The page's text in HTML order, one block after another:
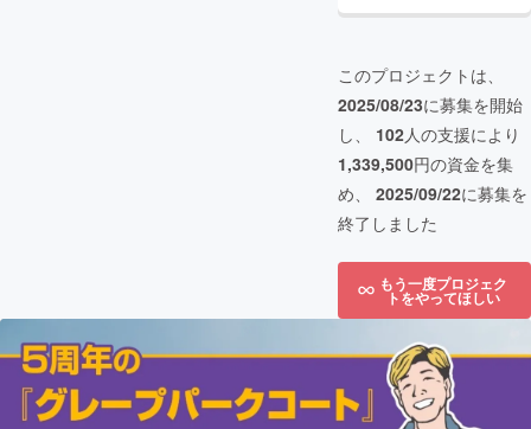
このプロジェクトは、
2025/08/23に募集を開始
し、 102人の支援により
1,339,500円の資金を集
め、 2025/09/22に募集を
終了しました
もう一度プロジェク
トをやってほしい